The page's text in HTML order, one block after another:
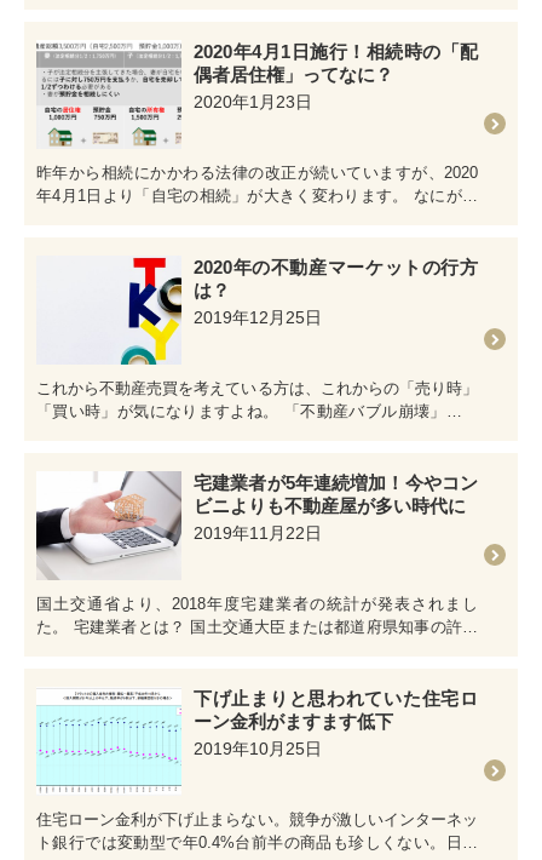
2020年4月1日施行！相続時の「配
偶者居住権」ってなに？
2020年1月23日
昨年から相続にかかわる法律の改正が続いていますが、2020
年4月1日より「自宅の相続」が大きく変わります。 なにが変
2020年の不動産マーケットの行方
は？
2019年12月25日
これから不動産売買を考えている方は、これからの「売り時」
「買い時」が気になりますよね。 「不動産バブル崩壊」「不
宅建業者が5年連続増加！今やコン
ビニよりも不動産屋が多い時代に
2019年11月22日
国土交通省より、2018年度宅建業者の統計が発表されまし
た。 宅建業者とは？ 国土交通大臣または都道府県知事の許可
下げ止まりと思われていた住宅ロ
ーン金利がますます低下
2019年10月25日
住宅ローン金利が下げ止まらない。競争が激しいインターネッ
ト銀行では変動型で年0.4%台前半の商品も珍しくない。日経